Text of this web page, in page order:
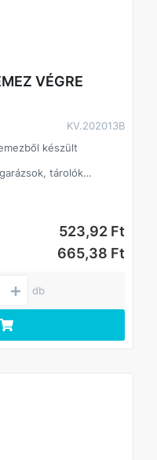
VÉGRE
KV.202013B
készült
tárolók
forrasztással vagy
hattyúnyak és
készült.
523,92 Ft
665,38 Ft
db